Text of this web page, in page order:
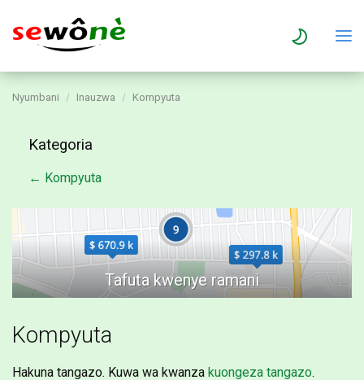
Nyumbani Inauzwa Kompyuta
Kategoria
← Kompyuta
Kompyuta
Hakuna tangazo. Kuwa wa kwanza kuongeza tangazo.